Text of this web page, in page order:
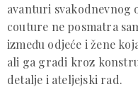
avanturi svakodnevnog
couture ne posmatra
između odjeće i žene
ali ga gradi kroz
detalje i ateljejski rad.